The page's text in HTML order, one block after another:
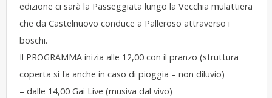
edizione ci sarà la Passeggiata lungo la Vecchia mulattiera
che da Castelnuovo conduce a Palleroso attraverso i
boschi.
Il PROGRAMMA inizia alle 12,00 con il pranzo (struttura
coperta si fa anche in caso di pioggia – non diluvio)
– dalle 14,00 Gai Live (musiva dal vivo)